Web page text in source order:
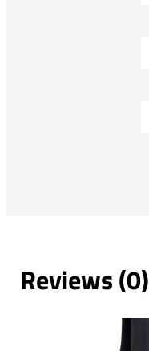
Reviews (0)